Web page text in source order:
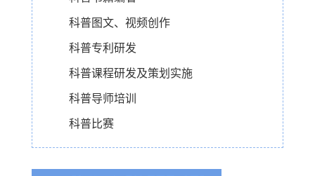
科普图文、视频创作
科普专利研发
科普课程研发及策划实施
科普导师培训
科普比赛